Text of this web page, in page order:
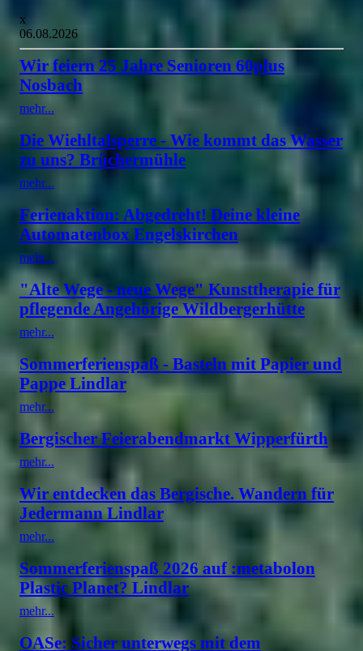
x
06.08.2026
Wir feiern 25 Jahre Senioren 60plus
Nosbach
mehr...
Die Wiehltalsperre - Wie kommt das Wasser
zu uns? Brüchermühle
mehr...
Ferienaktion: Abgedreht! Deine kleine
Automatenbox Engelskirchen
mehr...
"Alte Wege - neue Wege" Kunsttherapie für
pflegende Angehörige Wildbergerhütte
mehr...
Sommerferienspaß - Basteln mit Papier und
Pappe Lindlar
mehr...
Bergischer Feierabendmarkt Wipperfürth
mehr...
Wir entdecken das Bergische. Wandern für
Jedermann Lindlar
mehr...
Sommerferienspaß 2026 auf :metabolon
Plastic Planet? Lindlar
mehr...
OASe: Sicher unterwegs mit dem